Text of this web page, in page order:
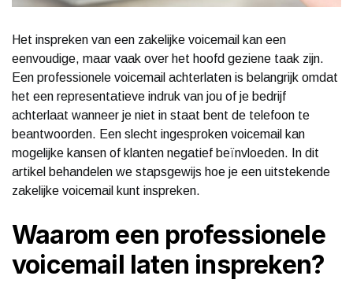
Het inspreken van een zakelijke voicemail kan een
eenvoudige, maar vaak over het hoofd geziene taak zijn.
Een professionele voicemail achterlaten is belangrijk omdat
het een representatieve indruk van jou of je bedrijf
achterlaat wanneer je niet in staat bent de telefoon te
beantwoorden. Een slecht ingesproken voicemail kan
mogelijke kansen of klanten negatief beïnvloeden. In dit
artikel behandelen we stapsgewijs hoe je een uitstekende
zakelijke voicemail kunt inspreken.
Waarom een professionele
voicemail laten inspreken?